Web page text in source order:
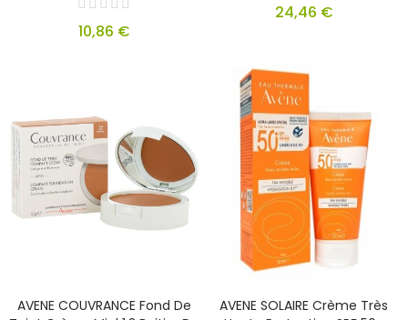
10,86 €
24,46 €
AVENE COUVRANCE Fond De
AVENE SOLAIRE Crème Très